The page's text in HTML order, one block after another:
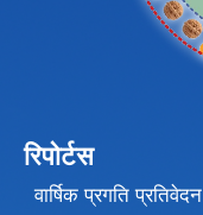
रिपोर्टस
वार्षिक प्रगति प्रतिवेदन